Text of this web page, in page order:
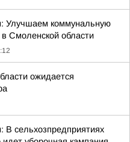
Улучшаем коммунальную
в Смоленской области
ожидается
В сельхозпредприятиях